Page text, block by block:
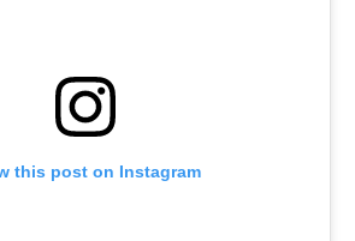
this post on Instagram